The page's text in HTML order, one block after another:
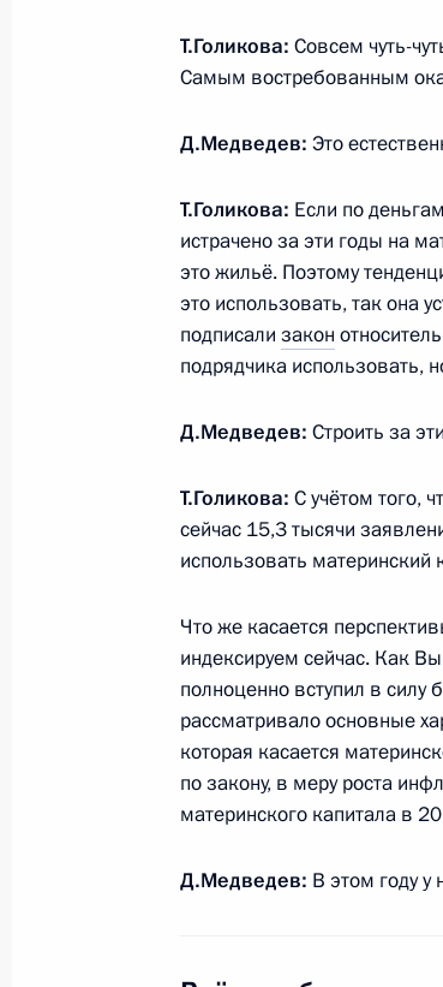
11 июля 2011 года, 18:00
Встреча с
компаний
11 июля 2011 года, 15:00
12 июля в России – День
катастрофы теплохода
11 июля 2011 года, 14:00
8 июля 2011 года,
8 июля 2011 года, 22:00
Рабочая встреча с
развития Татьяной
Т.Голикова: Совсем чуть-
Самым востребованным
Д.Медведев: Это
Т.Голикова: Если по
истрачено за эти годы на
это жильё. Поэтому
это использовать, так она
подписали закон
подрядчика использовать,
Д.Медведев: Строить за
Т.Голикова: С учётом того,
сейчас 15,3 тысячи
использовать материнский
Что же касается
индексируем сейчас. Как
полноценно вступил в
рассматривало основные
которая касается
по закону, в меру роста
материнского капитала в
Д.Медведев: В этом году у